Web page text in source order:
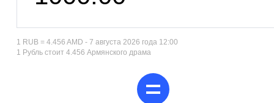
1 RUB = 4.456 AMD - 7 августа 2026 года 12:00
1 Рубль стоит 4.456 Армянского драма